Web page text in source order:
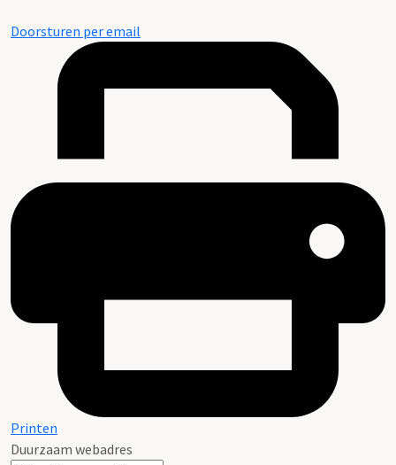
Doorsturen per email
Printen
Duurzaam webadres